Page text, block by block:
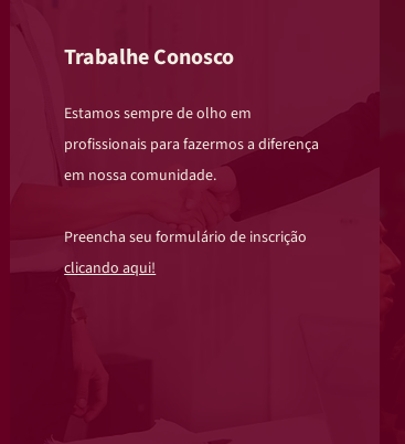
Trabalhe Conosco
Estamos sempre de olho em
profissionais para fazermos a diferença
em nossa comunidade.
Preencha seu formulário de inscrição
clicando aqui!